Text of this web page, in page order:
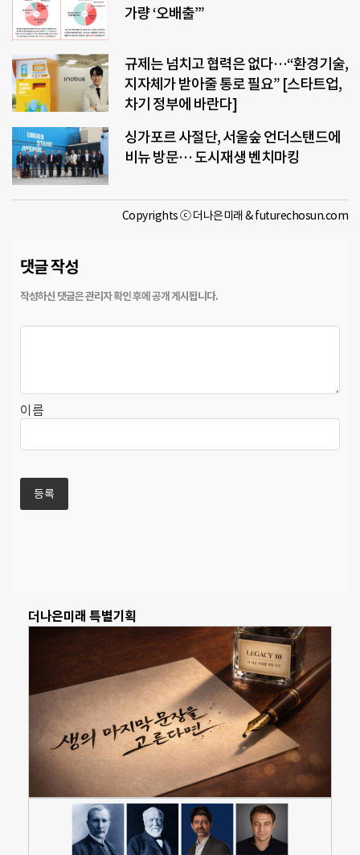
가량 ‘오배출’”
규제는 넘치고 협력은 없다…“환경기술,
지자체가 받아줄 통로 필요” [스타트업,
차기 정부에 바란다]
싱가포르 사절단, 서울숲 언더스탠드에
비뉴 방문… 도시재생 벤치마킹
Copyrights ⓒ 더나은미래 & futurechosun.com
댓글 작성
이름
더나은미래 특별기획